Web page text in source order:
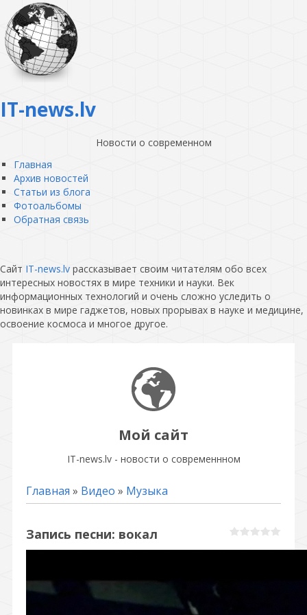
IT-news.lv
Новости о современном
Главная
Архив новостей
Статьи из блога
Фотоальбомы
Обратная связь
Сайт IT-news.lv рассказывает своим читателям обо всех
интересных новостях в мире техники и науки. Век
информационных технологий и очень сложно уследить о
новинках в мире гаджетов, новых прорывах в науке и медицине,
освоение космоса и многое другое.
Мой сайт
IT-news.lv - новости о современнном
Главная » Видео » Музыка
Запись песни: вокал